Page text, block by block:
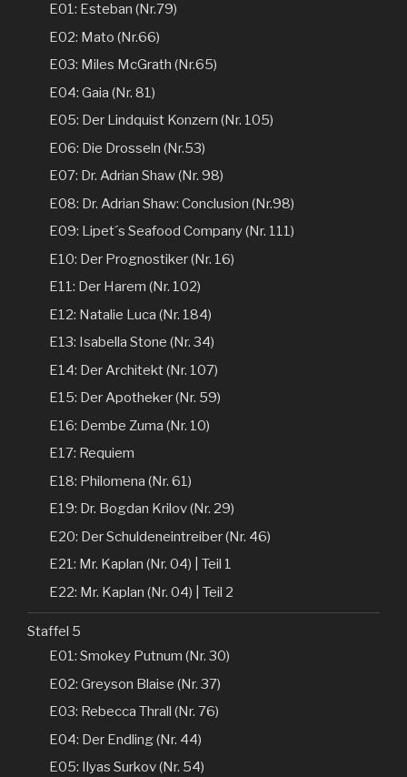
E01: Esteban (Nr.79)
E02: Mato (Nr.66)
E03: Miles McGrath (Nr.65)
E04: Gaia (Nr. 81)
E05: Der Lindquist Konzern (Nr. 105)
E06: Die Drosseln (Nr.53)
E07: Dr. Adrian Shaw (Nr. 98)
E08: Dr. Adrian Shaw: Conclusion (Nr.98)
E09: Lipet´s Seafood Company (Nr. 111)
E10: Der Prognostiker (Nr. 16)
E11: Der Harem (Nr. 102)
E12: Natalie Luca (Nr. 184)
E13: Isabella Stone (Nr. 34)
E14: Der Architekt (Nr. 107)
E15: Der Apotheker (Nr. 59)
E16: Dembe Zuma (Nr. 10)
E17: Requiem
E18: Philomena (Nr. 61)
E19: Dr. Bogdan Krilov (Nr. 29)
E20: Der Schuldeneintreiber (Nr. 46)
E21: Mr. Kaplan (Nr. 04) | Teil 1
E22: Mr. Kaplan (Nr. 04) | Teil 2
Staffel 5
E01: Smokey Putnum (Nr. 30)
E02: Greyson Blaise (Nr. 37)
E03: Rebecca Thrall (Nr. 76)
E04: Der Endling (Nr. 44)
E05: Ilyas Surkov (Nr. 54)